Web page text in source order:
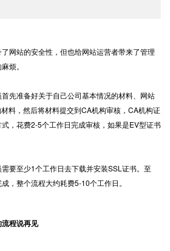
站的安全性，但也给网站运营者带来了管理
烦。
准备好关于自己公司基本情况的材料、网站
料，然后将材料提交到CA机构审核，CA机构证
，花费2-5个工作日完成审核，如果是EV型证书
至少1个工作日去下载并安装SSL证书。至
，整个流程大约耗费5-10个工作日。
程说再见